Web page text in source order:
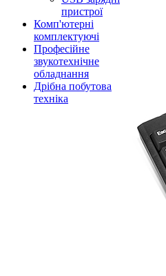
пристрої
Комп'ютерні
комплектуючі
Професійне
звукотехнічне
обладнання
Дрібна побутова
техніка